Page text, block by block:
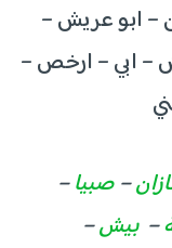
– ابو عريش –
– ابي – ارخص –
–صبيا–
– بيش–